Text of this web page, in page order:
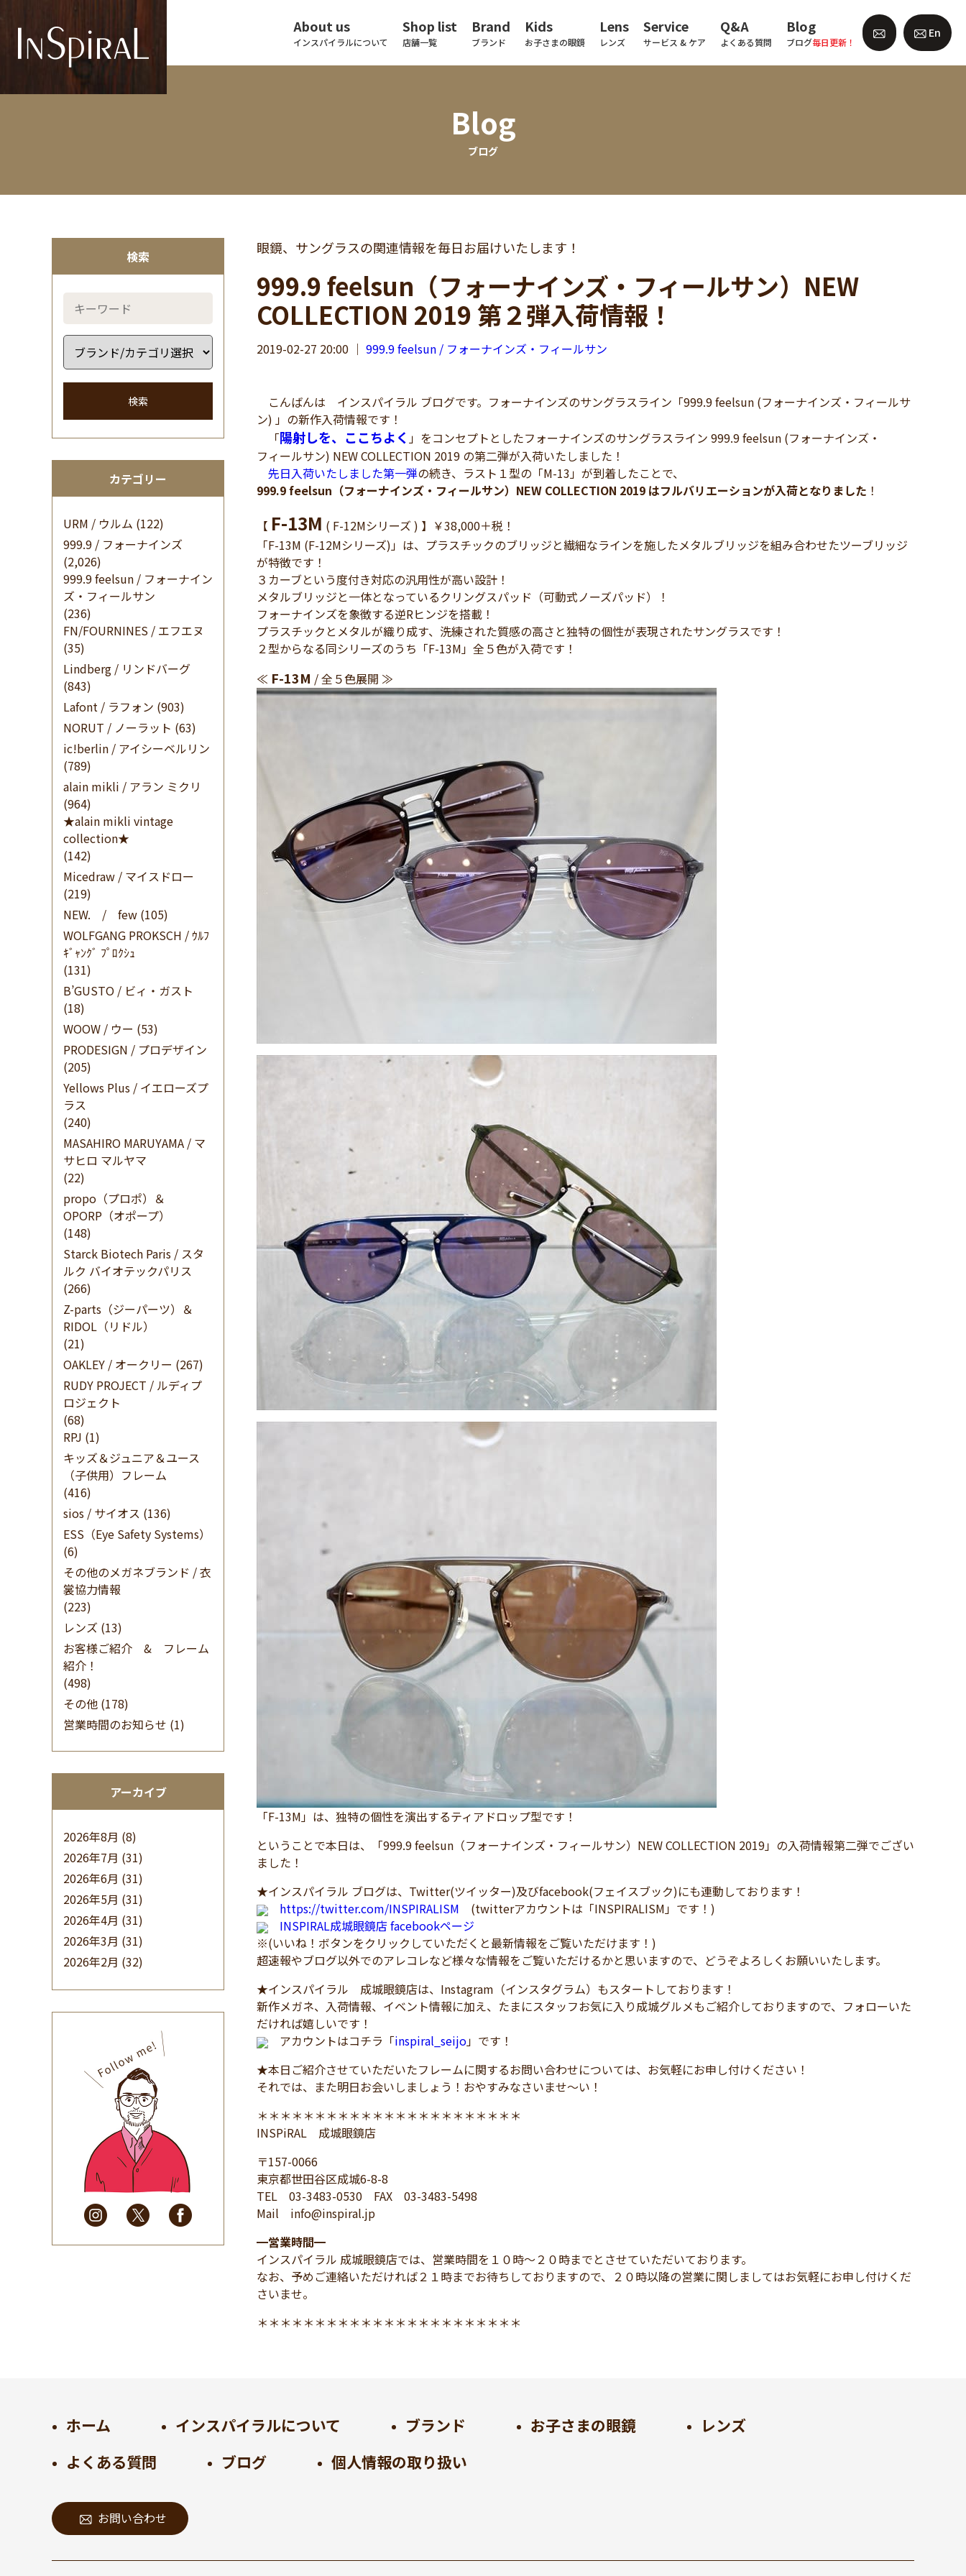
About us
インスパイラルについて
Shop list
店舗一覧
Brand
ブランド
Kids
お子さまの眼鏡
Lens
レンズ
Service
サービス & ケア
Q&A
よくある質問
Blog
ブログ毎日更新！
En
Blog
ブログ
検索
検索
カテゴリー
URM / ウルム (122)
999.9 / フォーナインズ
(2,026)
999.9 feelsun / フォーナイン
ズ・フィールサン
(236)
FN/FOURNINES / エフエヌ
(35)
Lindberg / リンドバーグ
(843)
Lafont / ラフォン (903)
NORUT / ノーラット (63)
ic!berlin / アイシーベルリン
(789)
alain mikli / アラン ミクリ
(964)
★alain mikli vintage
collection★
(142)
Micedraw / マイスドロー
(219)
NEW. / few (105)
WOLFGANG PROKSCH / ｳﾙﾌ
ｷﾞｬﾝｸﾞ ﾌﾟﾛｸｼｭ
(131)
B’GUSTO / ビィ・ガスト
(18)
WOOW / ウー (53)
PRODESIGN / プロデザイン
(205)
Yellows Plus / イエローズプ
ラス
(240)
MASAHIRO MARUYAMA / マ
サヒロ マルヤマ
(22)
propo（プロポ）＆
OPORP（オポープ）
(148)
Starck Biotech Paris / スタ
ルク バイオテックパリス
(266)
Z-parts（ジーパーツ）＆
RIDOL（リドル）
(21)
OAKLEY / オークリー (267)
RUDY PROJECT / ルディプ
ロジェクト
(68)
RPJ (1)
キッズ＆ジュニア＆ユース
（子供用）フレーム
(416)
sios / サイオス (136)
ESS（Eye Safety Systems）
(6)
その他のメガネブランド / 衣
裳協力情報
(223)
レンズ (13)
お客様ご紹介 & フレーム
紹介！
(498)
その他 (178)
営業時間のお知らせ (1)
アーカイブ
2026年8月 (8)
2026年7月 (31)
2026年6月 (31)
2026年5月 (31)
2026年4月 (31)
2026年3月 (31)
2026年2月 (32)
(32)
2025年9月(30)
2025年8月(31)
2025年7月(37)
2025年6月(48)
2025年5月
(41)
2025年4月
(32)
2025年3月(31)
2025年2月
(28)
2025年1月
(34)
2024年4月
2024年2月(31)
2023年12月(31)
2023年11月(32)
2023年9月(32)
眼鏡、サングラスの関連情報を毎日お届けいたします！
999.9 feelsun（フォーナインズ・フィールサン）NEW
COLLECTION 2019 第２弾入荷情報！
2019-02-27 20:00 ｜ 999.9 feelsun / フォーナインズ・フィールサン
こんばんは インスパイラル ブログです。フォーナインズのサングラスライン「999.9 feelsun (フォーナインズ・フィールサ
ン) 」の新作入荷情報です！
「陽射しを、ここちよく 」をコンセプトとしたフォーナインズのサングラスライン 999.9 feelsun (フォーナインズ・
フィールサン) NEW COLLECTION 2019 の第二弾が入荷いたしました！
先日入荷いたしました第一弾の続き、ラスト１型の「M-13」が到着したことで、
999.9 feelsun（フォーナインズ・フィールサン）NEW COLLECTION 2019 はフルバリエーションが入荷となりました ！
【 F-13M ( F-12Mシリーズ ) 】￥38,000＋税！
「F-13M (F-12Mシリーズ)」は、プラスチックのブリッジと繊細なラインを施したメタルブリッジを組み合わせたツーブリッジ
が特徴です！
３カーブという度付き対応の汎用性が高い設計！
メタルブリッジと一体となっているクリングスパッド（可動式ノーズパッド）！
フォーナインズを象徴する逆Rヒンジを搭載！
プラスチックとメタルが織り成す、洗練された質感の高さと独特の個性が表現されたサングラスです！
２型からなる同シリーズのうち「F-13M」全５色が入荷です！
≪ F-13M / 全５色展開 ≫
「F-13M」は、独特の個性を演出するティアドロップ型です！
ということで本日は、「999.9 feelsun（フォーナインズ・フィールサン）NEW COLLECTION 2019」の入荷情報第二弾でござい
ました！
★インスパイラル ブログは、Twitter(ツイッター)及びfacebook(フェイスブック)にも連動しております！
https://twitter.com/INSPIRALISM (twitterアカウントは「INSPIRALISM」です！)
INSPIRAL成城眼鏡店 facebookページ
※(いいね！ボタンをクリックしていただくと最新情報をご覧いただけます！)
超速報やブログ以外でのアレコレなど様々な情報をご覧いただけるかと思いますので、どうぞよろしくお願いいたします。
★インスパイラル 成城眼鏡店は、Instagram（インスタグラム）もスタートしております！
新作メガネ、入荷情報、イベント情報に加え、たまにスタッフお気に入り成城グルメもご紹介しておりますので、フォローいた
だければ嬉しいです！
アカウントはコチラ「inspiral_seijo」です！
★本日ご紹介させていただいたフレームに関するお問い合わせについては、お気軽にお申し付けください！
それでは、また明日お会いしましょう！おやすみなさいませ～い！
＊＊＊＊＊＊＊＊＊＊＊＊＊＊＊＊＊＊＊＊＊＊＊
INSPiRAL 成城眼鏡店
〒157-0066
東京都世田谷区成城6-8-8
TEL 03-3483-0530 FAX 03-3483-5498
Mail info@inspiral.jp
━営業時間━
インスパイラル 成城眼鏡店では、営業時間を１０時～２０時までとさせていただいております。
なお、予めご連絡いただければ２１時までお待ちしておりますので、２０時以降の営業に関しましてはお気軽にお申し付けくだ
さいませ。
＊＊＊＊＊＊＊＊＊＊＊＊＊＊＊＊＊＊＊＊＊＊＊
ホーム インスパイラルについて ブランド お子さまの眼鏡
レンズ
よくある質問
ブログ 個人情報の取り扱い
お問い合わせ